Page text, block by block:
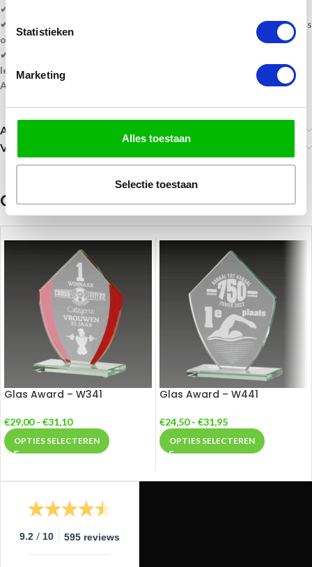
Statistieken
Marketing
Alles toestaan
Selectie toestaan
✔
✔ Wilt u een eerst een digitaal ontwerp ontvangen? geef dit aan als
opmerking bij de bestelnotities op de afrekenpagina!
✔ Wanneer u een digitaal ontwerp wenst te ontvangen, is de
levertijd na akkoord ontwerp!
Alle prijzen zijn inclusief BTW, en Glasbewerking!
Aanvullende informatie
Verzending
Gerelateerde producten
Glas Award – W341
€29,00 - €31,10
OPTIES SELECTEREN
Glas Award – W441
€24,50 - €31,95
OPTIES SELECTEREN
9.2 / 10 595 reviews